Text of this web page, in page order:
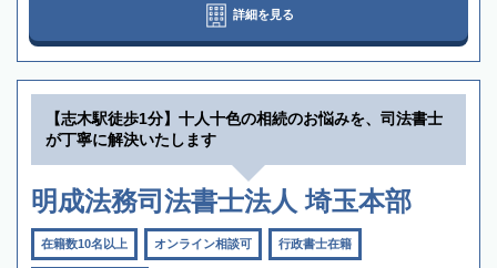
詳細を見る
【志木駅徒歩1分】十人十色の相続のお悩みを、司法書士
が丁寧に解決いたします
明成法務司法書士法人 埼玉本部
在籍数10名以上 オンライン相談可 行政書士在籍